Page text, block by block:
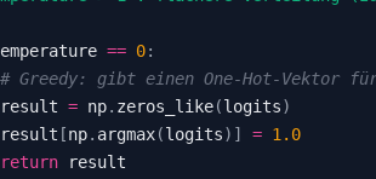
== 0:
# Greedy: gibt einen One-Hot-Vektor für
= np. zeros_like(logits)
[np. argmax(logits) ] = 1.0
return